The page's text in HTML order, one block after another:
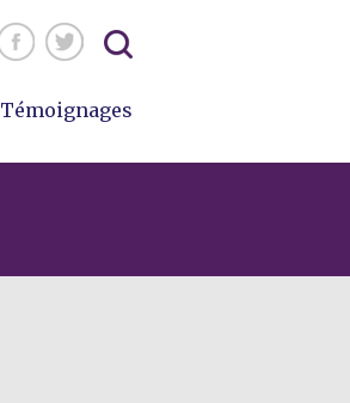
Rechercher :
Témoignages